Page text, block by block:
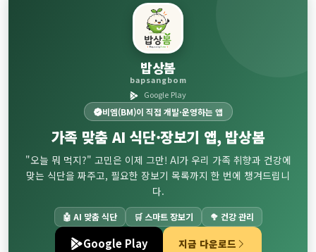
밥상봄
bapsangbom
Google Play
비엠(BM)이 직접 개발·운영하는 앱
가족 맞춤 AI 식단·장보기 앱, 밥상봄
"오늘 뭐 먹지?" 고민은 이제 그만! AI가 우리 가족 취향과 건강에
맞는 식단을 짜주고, 필요한 장보기 목록까지 한 번에 챙겨드립니
다.
🤖 AI 맞춤 식단 🛒 스마트 장보기 🥦 건강 관리
Google Play 지금 다운로드